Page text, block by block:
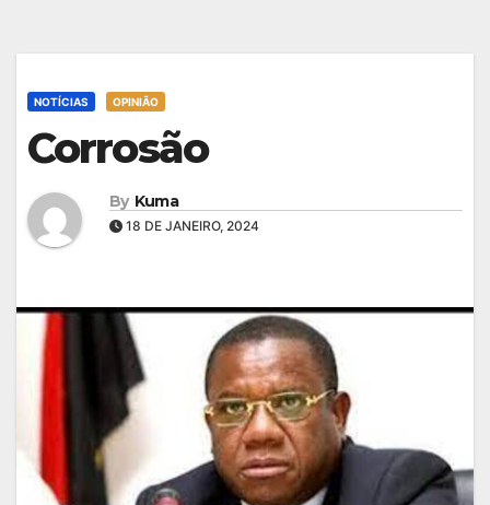
NOTÍCIAS OPINIÃO
Corrosão
By Kuma
18 DE JANEIRO, 2024